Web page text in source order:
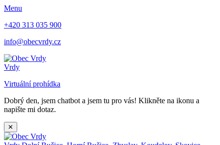
Menu
+420 313 035 900
info@obecvrdy.cz
Vrdy
Virtuální prohídka
Dobrý den, jsem chatbot a jsem tu pro vás! Klikněte na ikonu a
napište mi dotaz.
✕